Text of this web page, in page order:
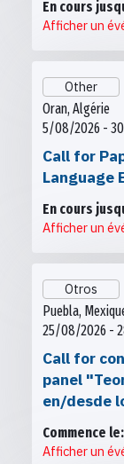
En cours
Afficher un
Other
Oran, Algérie
5/08/2026 -
Call for
Language
En cours
Afficher un
Otros
Puebla,
25/08/2026 -
Call for
panel
en/desde
Commence
Afficher un